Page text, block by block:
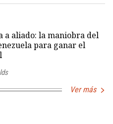
a aliado: la maniobra del
para ganar el
Ver más